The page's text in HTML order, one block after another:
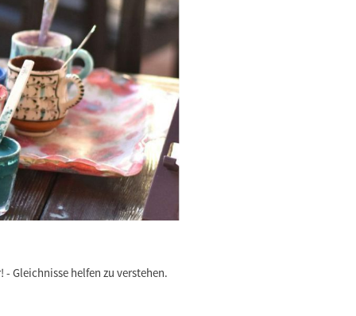
Gleichnisse helfen zu verstehen.